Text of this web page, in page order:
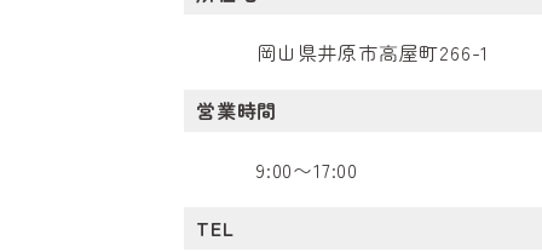
岡山県井原市高屋町266-1
営業時間
9:00〜17:00
TEL